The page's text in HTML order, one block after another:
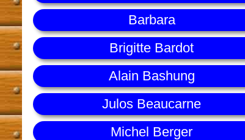
Barbara
Brigitte Bardot
Alain Bashung
Julos Beaucarne
Michel Berger